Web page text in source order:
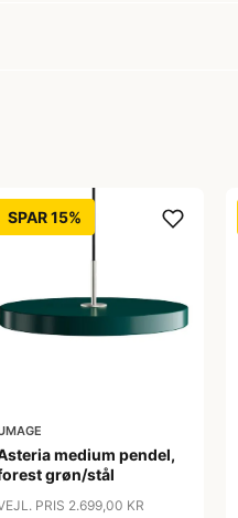
SPAR 15%
medium pendel,
grøn/stål
PRIS 2.699,00 KR